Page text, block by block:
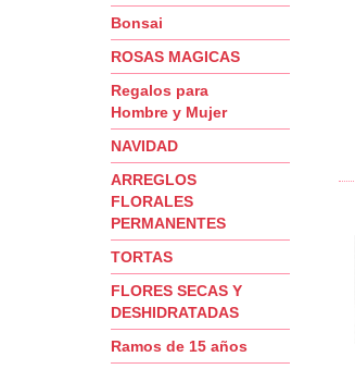
Bonsai
ROSAS MAGICAS
Regalos para
Hombre y Mujer
NAVIDAD
ARREGLOS
FLORALES
PERMANENTES
TORTAS
FLORES SECAS Y
DESHIDRATADAS
Ramos de 15 años